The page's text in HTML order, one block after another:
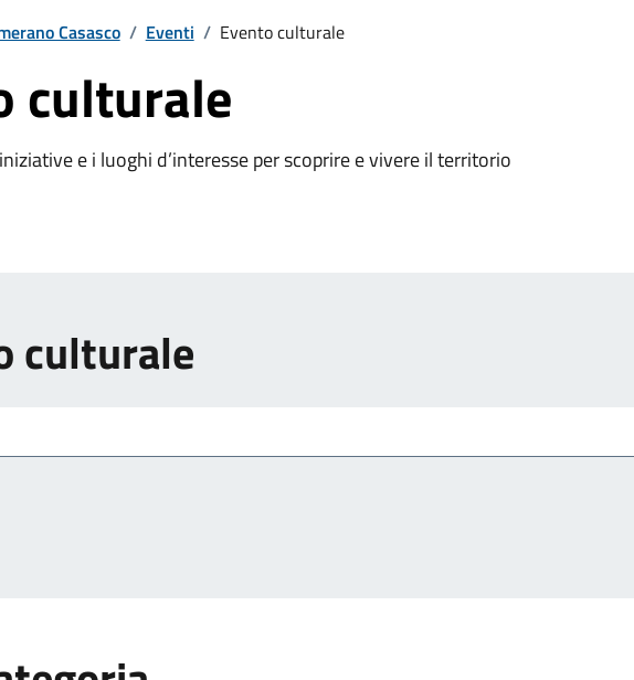
Casasco / Eventi / Evento culturale
culturale
e i luoghi d’interesse per scoprire e vivere il territorio
culturale